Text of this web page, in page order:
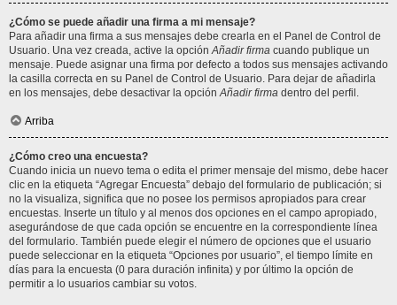
¿Cómo se puede añadir una firma a mi mensaje?
Para añadir una firma a sus mensajes debe crearla en el Panel de Control de
Usuario. Una vez creada, active la opciónAñadir firma cuando publique un
mensaje. Puede asignar una firma por defecto a todos sus mensajes activando
la casilla correcta en su Panel de Control de Usuario. Para dejar de añadirla
en los mensajes, debe desactivar la opciónAñadir firma dentro del perfil.
Arriba
¿Cómo creo una encuesta?
Cuando inicia un nuevo tema o edita el primer mensaje del mismo, debe hacer
clic en la etiqueta “Agregar Encuesta” debajo del formulario de publicación; si
no la visualiza, significa que no posee los permisos apropiados para crear
encuestas. Inserte un título y al menos dos opciones en el campo apropiado,
asegurándose de que cada opción se encuentre en la correspondiente línea
del formulario. También puede elegir el número de opciones que el usuario
puede seleccionar en la etiqueta “Opciones por usuario”, el tiempo límite en
días para la encuesta (0 para duración infinita) y por último la opción de
permitir a lo usuarios cambiar su votos.